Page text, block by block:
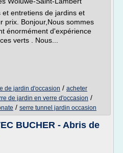
entretiens de jardins et
prix. Bonjour,Nous sommes
énormément d'expérience
verts . Nous...
de jardin d'occasion / acheter
de jardin en verre d'occasion /
/ serre tunnel jardin occasion
BUCHER - Abris de